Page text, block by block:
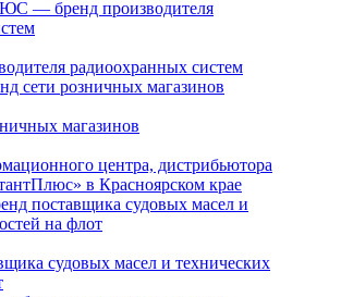
радиоохранных систем
магазинов
центра, дистрибьютора
в Красноярском крае
судовых масел и технических